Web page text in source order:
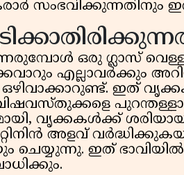
സംഭവിക്കുന്നതിനും
ഒരു ഗ്ലാസ്
എല്ലാവർക്കും
ഇത്
വൃക്കകൾക്ക്
അളവ്
ചെയ്യുന്നു. ഇത്